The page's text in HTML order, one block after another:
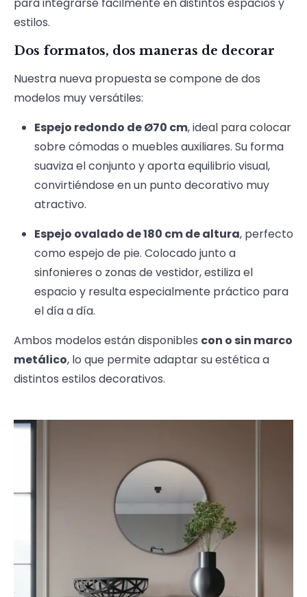
estilos.
Dos formatos, dos maneras de decorar
Nuestra nueva propuesta se compone de dos
modelos muy versátiles:
Espejo redondo de Ø70 cm, ideal para colocar
sobre cómodas o muebles auxiliares. Su forma
suaviza el conjunto y aporta equilibrio visual,
convirtiéndose en un punto decorativo muy
atractivo.
Espejo ovalado de 180 cm de altura, perfecto
como espejo de pie. Colocado junto a
sinfonieres o zonas de vestidor, estiliza el
espacio y resulta especialmente práctico para
el día a día.
Ambos modelos están disponibles con o sin marco
metálico, lo que permite adaptar su estética a
distintos estilos decorativos.